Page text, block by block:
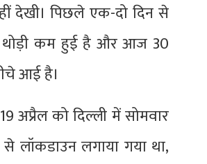
देखी। पिछले एक-दो दिन से
कम हुई है और आज 30
आई है।
अप्रैल को दिल्ली में सोमवार
लॉकडाउन लगाया गया था,